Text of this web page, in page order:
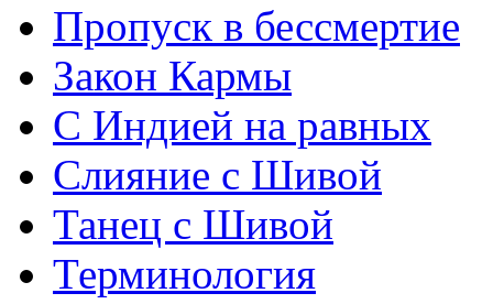
Пропуск в бессмертие
Закон Кармы
С Индией на равных
Слияние с Шивой
Танец с Шивой
Терминология